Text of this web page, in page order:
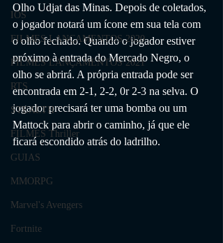
IOS
FILMES LANÇAMENTOS 2020
FILMES LANÇAMENTOS 2021
RTS
STEALTH
FILMES Thriller
GUIAS
MMORPG
Marvel's Avengers
Fortnite
Olho Udjat das Minas. Depois de coletados,
o jogador notará um ícone em sua tela com
o olho fechado. Quando o jogador estiver
próximo à entrada do Mercado Negro, o
olho se abrirá. A própria entrada pode ser
encontrada em 2-1, 2-2, 0r 2-3 na selva. O
jogador precisará ter uma bomba ou um
Mattock para abrir o caminho, já que ele
ficará escondido atrás do ladrilho.